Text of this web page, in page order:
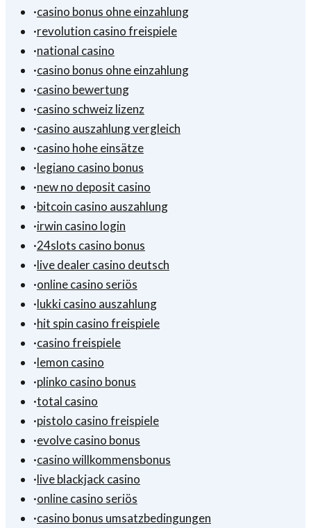
·casino bonus ohne einzahlung
·revolution casino freispiele
·national casino
·casino bonus ohne einzahlung
·casino bewertung
·casino schweiz lizenz
·casino auszahlung vergleich
·casino hohe einsätze
·legiano casino bonus
·new no deposit casino
·bitcoin casino auszahlung
·irwin casino login
·24slots casino bonus
·live dealer casino deutsch
·online casino seriös
·lukki casino auszahlung
·hit spin casino freispiele
·casino freispiele
·lemon casino
·plinko casino bonus
·total casino
·pistolo casino freispiele
·evolve casino bonus
·casino willkommensbonus
·live blackjack casino
·online casino seriös
·casino bonus umsatzbedingungen